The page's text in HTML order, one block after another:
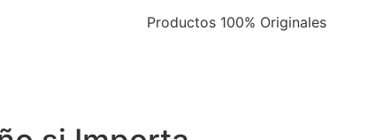
Productos 100% Originales